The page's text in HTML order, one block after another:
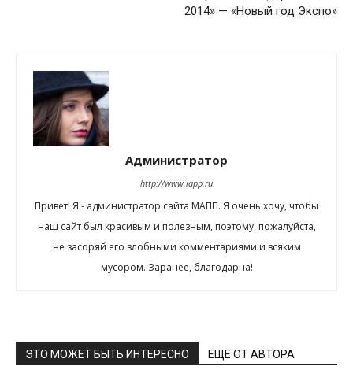
2014» — «Новый год Экспо»
Администратор
http://www.iapp.ru
Привет! Я - администратор сайта МАПП. Я очень хочу, чтобы
наш сайт был красивым и полезным, поэтому, пожалуйста,
не засоряй его злобными комментариями и всяким
мусором. Заранее, благодарна!
ЭТО МОЖЕТ БЫТЬ ИНТЕРЕСНО ЕЩЕ ОТ АВТОРА